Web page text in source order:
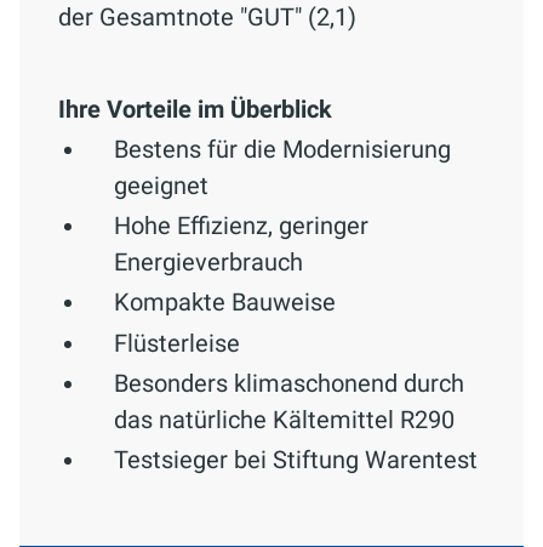
der Gesamtnote "GUT" (2,1)
Ihre Vorteile im Überblick
Bestens für die Modernisierung
geeignet
Hohe Effizienz, geringer
Energieverbrauch
Kompakte Bauweise
Flüsterleise
Besonders klimaschonend durch
das natürliche Kältemittel R290
Testsieger bei Stiftung Warentest